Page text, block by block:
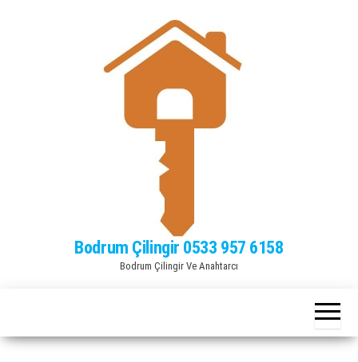
Bodrum Çilingir 0533 957 6158
Bodrum Çilingir Ve Anahtarcı